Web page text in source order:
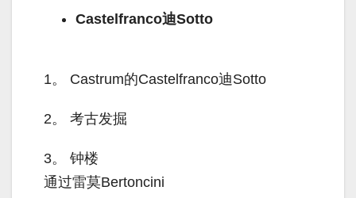
Castelfranco迪Sotto
1。 Castrum的Castelfranco迪Sotto
2。 考古发掘
3。
钟楼
通过雷莫Bertoncini